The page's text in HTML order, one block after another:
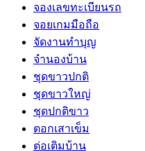
จองเลขทะเบียนรถ
จอยเกมมือถือ
จัดงานทำบุญ
จำนองบ้าน
ชุดขาวปกติ
ชุดขาวใหญ่
ชุดปกติขาว
ตอกเสาเข็ม
ต่อเติมบ้าน